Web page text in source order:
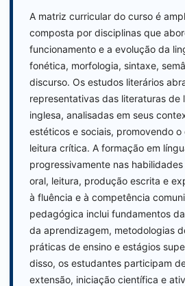
A matriz curricular do curso é
composta por disciplinas que
funcionamento e a evolução da
fonética, morfologia, sintaxe,
discurso. Os estudos literários
representativas das literaturas de
inglesa, analisadas em seus
estéticos e sociais, promovendo
leitura crítica. A formação em
progressivamente nas
oral, leitura, produção escrita e
à fluência e à competência
pedagógica inclui fundamentos
da aprendizagem, metodologias
práticas de ensino e estágios
disso, os estudantes participam
extensão, iniciação científica e